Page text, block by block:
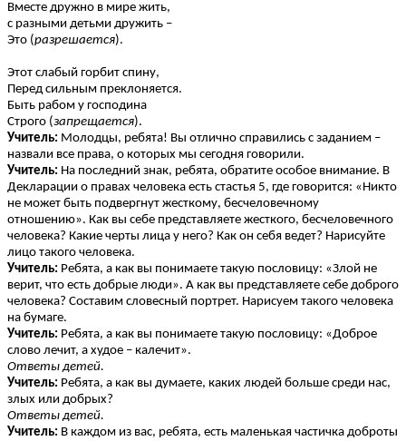
Вместе дружно в мире жить,
с разными детьми дружить –
Это (разрешается).
Этот слабый горбит спину,
Перед сильным преклоняется.
Быть рабом у господина
Строго (запрещается).
Учитель: Молодцы, ребята! Вы отлично справились с заданием –
назвали все права, о которых мы сегодня говорили.
Учитель: На последний знак, ребята, обратите особое внимание. В
Декларации о правах человека есть стастья 5, где говорится: «Никто
не может быть подвергнут жесткому, бесчеловечному
отношению». Как вы себе представляете жесткого, бесчеловечного
человека? Какие черты лица у него? Как он себя ведет? Нарисуйте
лицо такого человека.
Учитель: Ребята, а как вы понимаете такую пословицу: «Злой не
верит, что есть добрые люди». А как вы представляете себе доброго
человека? Составим словесный портрет. Нарисуем такого человека
на бумаге.
Учитель: Ребята, а как вы понимаете такую пословицу: «Доброе
слово лечит, а худое – калечит».
Ответы детей.
Учитель: Ребята, а как вы думаете, каких людей больше среди нас,
злых или добрых?
Ответы детей.
Учитель: В каждом из вас, ребята, есть маленькая частичка доброты